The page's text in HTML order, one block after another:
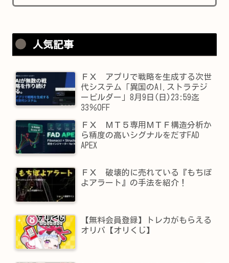
人気記事
ＦＸ アプリで戦略を生成する次世
代システム「異国のAI.ストラテジ
ービルダー」8月9日(日)23:59迄
33％OFF
ＦＸ ＭＴ５専用ＭＴＦ構造分析か
ら精度の高いシグナルをだすFAD
APEX
ＦＸ 破壊的に売れている『もちぽ
よアラート』の手法を紹介！
【無料会員登録】トレカがもらえる
オリパ【オリくじ】